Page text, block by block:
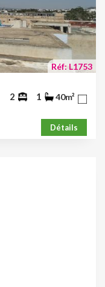
Réf: L1753
2 1 40m²
Détails